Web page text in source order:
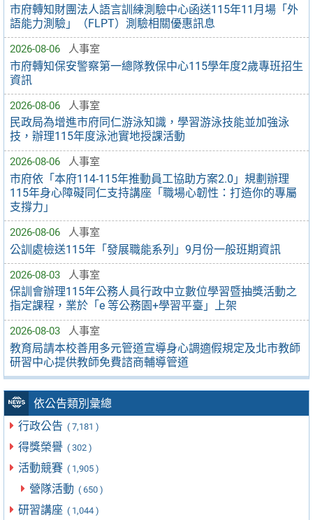
市府轉知財團法人語言訓練測驗中心函送115年11月場「外
語能力測驗」（FLPT）測驗相關優惠訊息
2026-08-06 人事室
市府轉知保安警察第一總隊教保中心115學年度2歲專班招生
資訊
2026-08-06 人事室
民政局為增進市府同仁游泳知識，學習游泳技能並加強泳
技，辦理115年度泳池實地授課活動
2026-08-06 人事室
市府依「本府114-115年推動員工協助方案2.0」規劃辦理
115年身心障礙同仁支持講座「職場心韌性：打造你的專屬
支撐力」
2026-08-06 人事室
公訓處檢送115年「發展職能系列」9月份一般班期資訊
2026-08-03 人事室
保訓會辦理115年公務人員行政中立數位學習暨抽獎活動之
指定課程，業於「e 等公務園+學習平臺」上架
2026-08-03 人事室
教育局請本校善用多元管道宣導身心調適假規定及北市教師
研習中心提供教師免費諮商輔導管道
依公告類別彙總
行政公告 ( 7,181 )
得獎榮譽 ( 302 )
活動競賽 ( 1,905 )
營隊活動 ( 650 )
研習講座 ( 1,044 )